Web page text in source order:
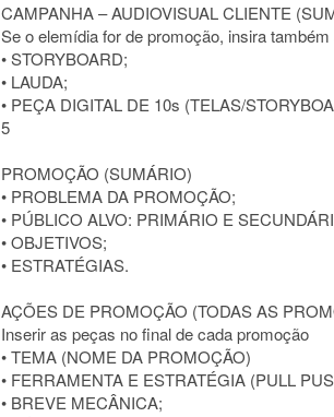
CAMPANHA – AUDIOVISUAL CLIENTE
Se o elemídia for de promoção, insira
• STORYBOARD;
• LAUDA;
• PEÇA DIGITAL DE 10s (TELAS/
5
PROMOÇÃO (SUMÁRIO)
• PROBLEMA DA PROMOÇÃO;
• PÚBLICO ALVO: PRIMÁRIO E
• OBJETIVOS;
• ESTRATÉGIAS.
AÇÕES DE PROMOÇÃO (TODAS AS
Inserir as peças no final de cada promoção
• TEMA (NOME DA PROMOÇÃO)
• FERRAMENTA E ESTRATÉGIA (PULL
• BREVE MECÂNICA;